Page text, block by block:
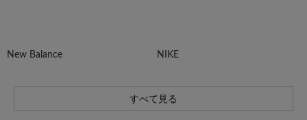
New Balance NIKE
すべて見る